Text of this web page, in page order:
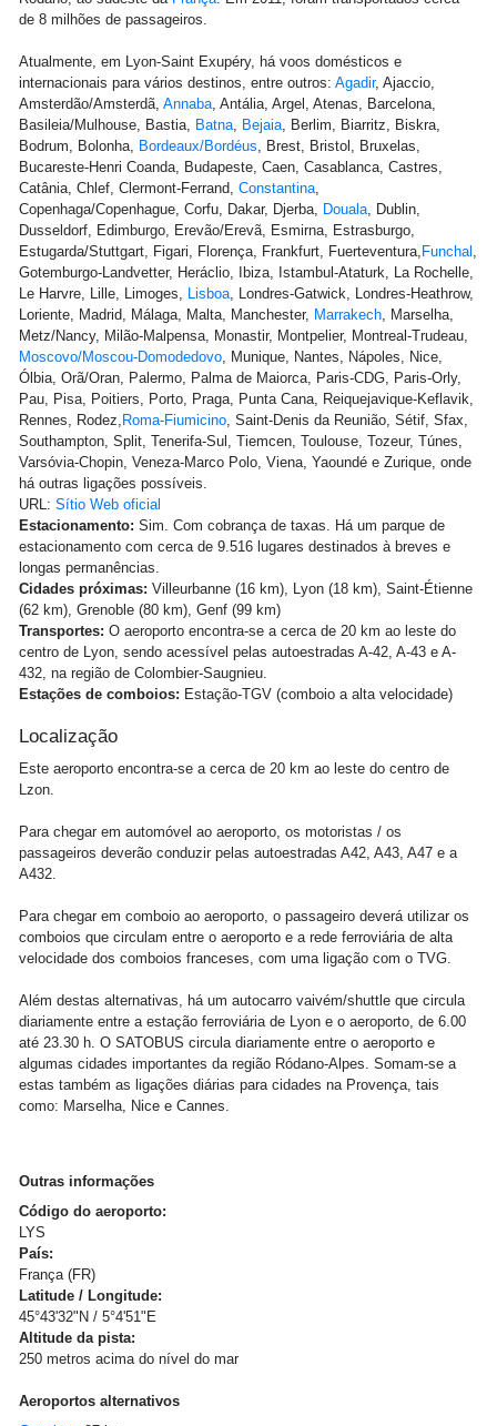
de 8 milhões de passageiros.
Atualmente, em Lyon-Saint Exupéry, há voos domésticos e
internacionais para vários destinos, entre outros: Agadir, Ajaccio,
Amsterdão/Amsterdã, Annaba, Antália, Argel, Atenas, Barcelona,
Basileia/Mulhouse, Bastia, Batna, Bejaia, Berlim, Biarritz, Biskra,
Bodrum, Bolonha, Bordeaux/Bordéus, Brest, Bristol, Bruxelas,
Bucareste-Henri Coanda, Budapeste, Caen, Casablanca, Castres,
Catânia, Chlef, Clermont-Ferrand, Constantina,
Copenhaga/Copenhague, Corfu, Dakar, Djerba, Douala, Dublin,
Dusseldorf, Edimburgo, Erevão/Erevã, Esmirna, Estrasburgo,
Estugarda/Stuttgart, Figari, Florença, Frankfurt, Fuerteventura, Funchal ,
Gotemburgo-Landvetter, Heráclio, Ibiza, Istambul-Ataturk, La Rochelle,
Le Harvre, Lille, Limoges, Lisboa, Londres-Gatwick, Londres-Heathrow,
Loriente, Madrid, Málaga, Malta, Manchester, Marrakech, Marselha,
Metz/Nancy, Milão-Malpensa, Monastir, Montpelier, Montreal-Trudeau,
Moscovo/Moscou-Domodedovo, Munique, Nantes, Nápoles, Nice,
Ólbia, Orã/Oran, Palermo, Palma de Maiorca, Paris-CDG, Paris-Orly,
Pau, Pisa, Poitiers, Porto, Praga, Punta Cana, Reiquejavique-Keflavik,
Rennes, Rodez, Roma-Fiumicino, Saint-Denis da Reunião, Sétif, Sfax,
Southampton, Split, Tenerifa-Sul, Tiemcen, Toulouse, Tozeur, Túnes,
Varsóvia-Chopin, Veneza-Marco Polo, Viena, Yaoundé e Zurique, onde
há outras ligações possíveis.
URL: Sítio Web oficial
Estacionamento: Sim. Com cobrança de taxas. Há um parque de
estacionamento com cerca de 9.516 lugares destinados à breves e
longas permanências.
Cidades próximas: Villeurbanne (16 km), Lyon (18 km), Saint-Étienne
(62 km), Grenoble (80 km), Genf (99 km)
Transportes: O aeroporto encontra-se a cerca de 20 km ao leste do
centro de Lyon, sendo acessível pelas autoestradas A-42, A-43 e A-
432, na região de Colombier-Saugnieu.
Estações de comboios: Estação-TGV (comboio a alta velocidade)
Localização
Este aeroporto encontra-se a cerca de 20 km ao leste do centro de
Lzon.
Para chegar em automóvel ao aeroporto, os motoristas / os
passageiros deverão conduzir pelas autoestradas A42, A43, A47 e a
A432.
Para chegar em comboio ao aeroporto, o passageiro deverá utilizar os
comboios que circulam entre o aeroporto e a rede ferroviária de alta
velocidade dos comboios franceses, com uma ligação com o TVG.
Além destas alternativas, há um autocarro vaivém/shuttle que circula
diariamente entre a estação ferroviária de Lyon e o aeroporto, de 6.00
até 23.30 h. O SATOBUS circula diariamente entre o aeroporto e
algumas cidades importantes da região Ródano-Alpes. Somam-se a
estas também as ligações diárias para cidades na Provença, tais
como: Marselha, Nice e Cannes.
Outras informações
Código do aeroporto:
LYS
País:
França (FR)
Latitude / Longitude:
45°43'32"N / 5°4'51"E
Altitude da pista:
250 metros acima do nível do mar
Aeroportos alternativos